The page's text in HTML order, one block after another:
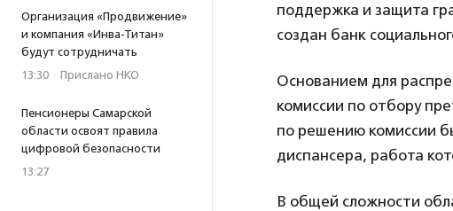
Организация «Продвижение»
и компания «Инва-Титан»
будут сотрудничать
13:30 · Прислано НКО
Пенсионеры Самарской
области освоят правила
цифровой безопасности
13:27
поддержка и защита
создан банк
Основанием для
комиссии по отбору
по решению комиссии
диспансера, работа
В общей сложности